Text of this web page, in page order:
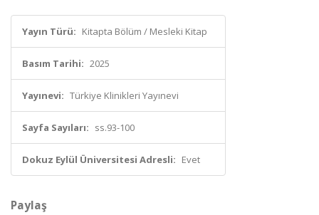
Yayın Türü: Kitapta Bölüm / Mesleki Kitap
Basım Tarihi: 2025
Yayınevi: Türkiye Klinikleri Yayınevi
Sayfa Sayıları: ss.93-100
Dokuz Eylül Üniversitesi Adresli: Evet
Paylaş